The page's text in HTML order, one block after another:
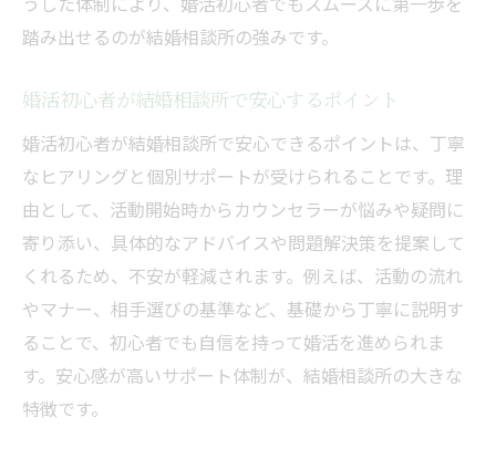
初めての婚活も蕨市の結婚相談所なら心強い理
由
由
結婚相談所のカウンセラーによるサポート
力
蕨市で選ばれる結婚相談所の特徴を紹介
結婚相談所ならではの婚活サポートの強み
地元で安心して婚活できる結婚相談所の利
点
サポート体制に注目したい結婚相談所の選び方
踏み出せるのが結婚相談所の強みです。
婚活初心者が結婚相談所で安心するポイント
婚活初心者が結婚相談所で安心できるポイントは、丁寧
なヒアリングと個別サポートが受けられることです。理
由として、活動開始時からカウンセラーが悩みや疑問に
寄り添い、具体的なアドバイスや問題解決策を提案して
くれるため、不安が軽減されます。例えば、活動の流れ
やマナー、相手選びの基準など、基礎から丁寧に説明す
ることで、初心者でも自信を持って婚活を進められま
す。安心感が高いサポート体制が、結婚相談所の大きな
特徴です。